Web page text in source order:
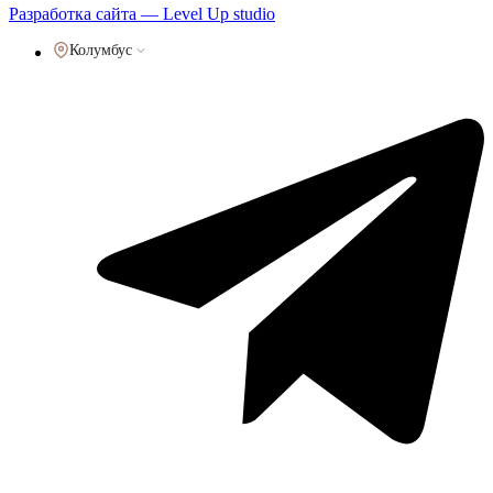
Разработка сайта — Level Up studio
Колумбус